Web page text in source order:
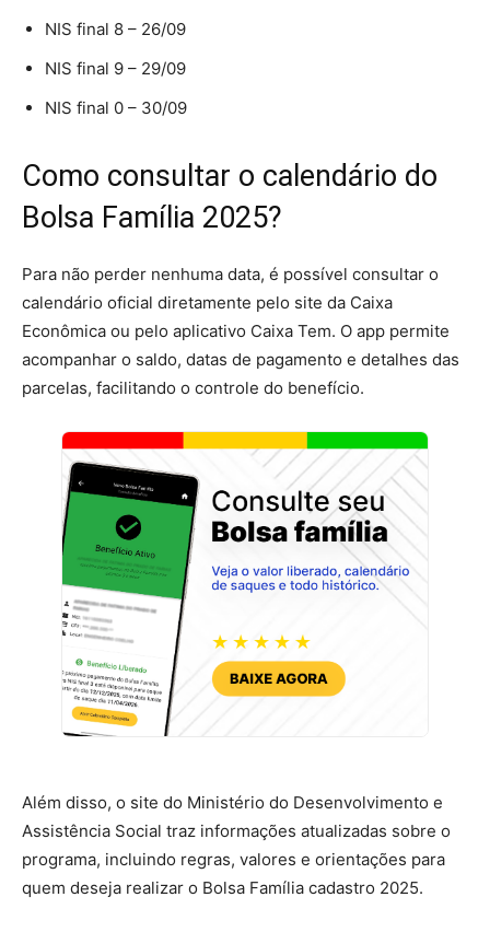
NIS final 8 – 26/09
NIS final 9 – 29/09
NIS final 0 – 30/09
Como consultar o calendário do
Bolsa Família 2025?
Para não perder nenhuma data, é possível consultar o
calendário oficial diretamente pelo site da Caixa
Econômica ou pelo aplicativo Caixa Tem. O app permite
acompanhar o saldo, datas de pagamento e detalhes das
parcelas, facilitando o controle do benefício.
Além disso, o site do Ministério do Desenvolvimento e
Assistência Social traz informações atualizadas sobre o
programa, incluindo regras, valores e orientações para
quem deseja realizar o Bolsa Família cadastro 2025.